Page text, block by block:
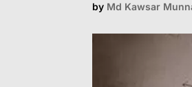
by Md Kawsar